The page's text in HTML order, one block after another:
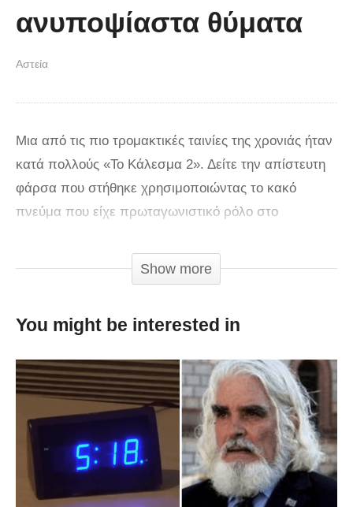
άλλον
ανυποψίαστα θύματα
Αστεία
Μια από τις πιο τρομακτικές ταινίες της χρονιάς ήταν
κατά πολλούς «Το Κάλεσμα 2». Δείτε την απίστευτη
φάρσα που στήθηκε χρησιμοποιώντας το κακό
πνεύμα που είχε πρωταγωνιστικό ρόλο στο
Show more
You might be interested in